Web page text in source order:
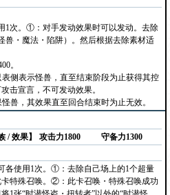
1次。①：对手发动效果时可以发动。去除
兽・魔法・陷阱）。然后根据去除素材适
。
侧表示怪兽，直至结束阶段为止获得其控
击宣言，不可发动效果。
兽，其效果直至回合结束时为止无效。
/ 效果】
攻击力1800 守备力1300
使用1次。①：去除自己场上的1个超量
特殊召唤。②：此卡召唤・特殊召唤成功